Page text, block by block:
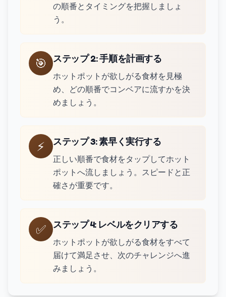
の順番とタイミングを把握しましょ
う。
🎯 ステップ 2:手順を計画する
ホットポットが欲しがる食材を見極
め、どの順番でコンベアに流すかを決
めましょう。
⚡ ステップ 3:素早く実行する
正しい順番で食材をタップしてホット
ポットへ流しましょう。スピードと正
確さが重要です。
✅ ステップ 4: レベルをクリアする
ホットポットが欲しがる食材をすべて
届けて満足させ、次のチャレンジへ進
みましょう。